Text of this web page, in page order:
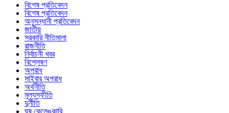
বিশেষ প্রতিবেদন
বিশেষ প্রতিবেদন
অনুসন্ধানী প্রতিবেদন
জাতীয়
সরকারি নীতিমালা
রাজনীতি
নির্বাচনী খবর
বিশ্লেষণ
অপরাধ
সাইবার অপরাধ
অর্থনীতি
মূল্যস্ফীতি
দুর্নীতি
ঘুষ কেলেঙ্কারি